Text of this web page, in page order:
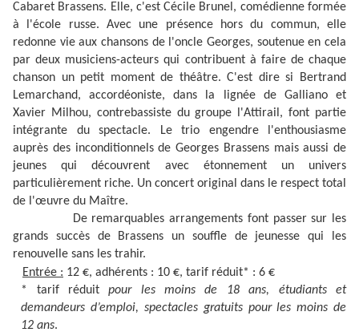
Cabaret Brassens. Elle, c'est Cécile Brunel, comédienne formée
à l'école russe. Avec une présence hors du commun, elle
redonne vie aux chansons de l'oncle Georges, soutenue en cela
par deux musiciens-acteurs qui contribuent à faire de chaque
chanson un petit moment de théâtre. C'est dire si Bertrand
Lemarchand, accordéoniste, dans la lignée de Galliano et
Xavier Milhou, contrebassiste du groupe l'Attirail, font partie
intégrante du spectacle. Le trio engendre l'enthousiasme
auprès des inconditionnels de Georges Brassens mais aussi de
jeunes qui découvrent avec étonnement un univers
particulièrement riche. Un concert original dans le respect total
de l'œuvre du Maître.
De remarquables arrangements font passer sur les
grands succès de Brassens un souffle de jeunesse qui les
renouvelle sans les trahir.
Entrée : 12 €, adhérents : 10 €, tarif réduit* : 6 €
* tarif réduitpour les moins de 18 ans, étudiants et
demandeurs d’emploi, spectacles gratuits pour les moins de
12 ans.